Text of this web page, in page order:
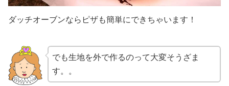
ダッチオーブンならピザも簡単にできちゃいます！
でも生地を外で作るのって大変そうざま
す。。